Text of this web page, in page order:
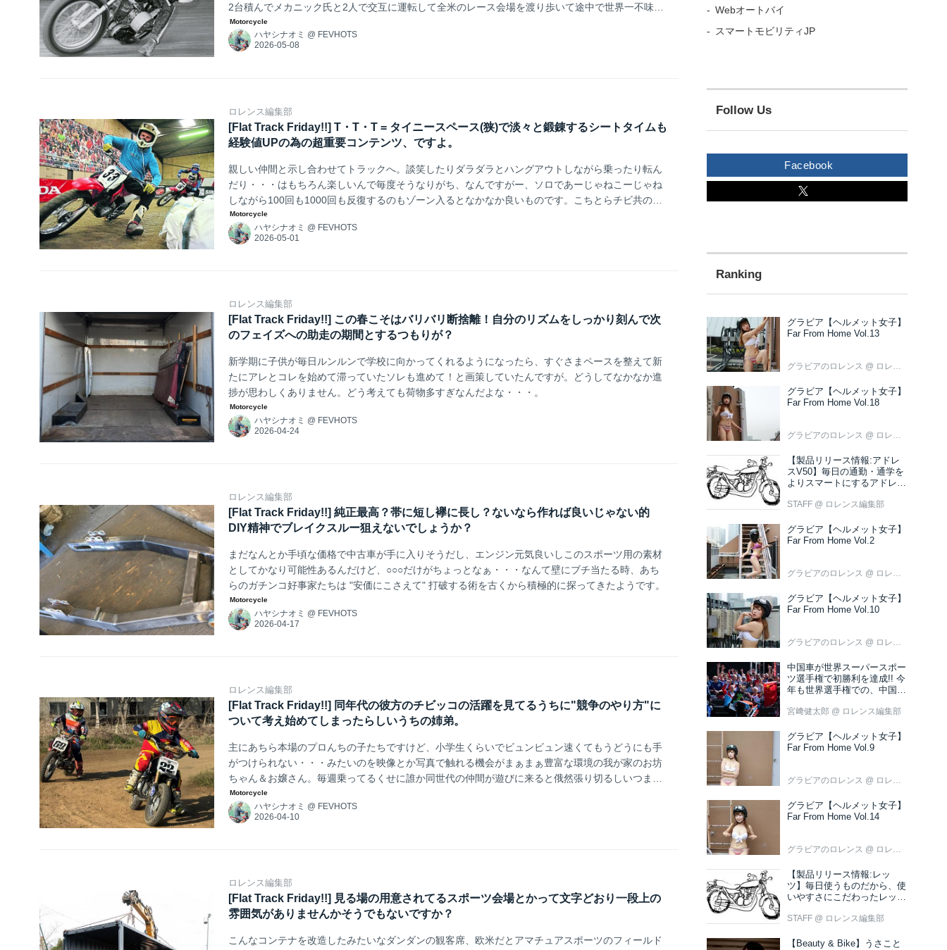
2台積んでメカニック氏と2人で交互に運転して全米のレース会場を渡り歩いて途中で世界一不味い
ハンバーガーを食べるヒト、としても？広く世界的に知られる2輪スポーツシーンの偉大なパイオニ
ア、マート・ローウィルさんが85歳で亡くなりました。
ハヤシナオミ @ FEVHOTS
ロレンス編集部
[Flat Track Friday!!] T・T・T = タイニースペース(狭)で淡々と鍛錬するシートタイムも
経験値UPの為の超重要コンテンツ、ですよ。
親しい仲間と示し合わせてトラックへ。談笑したりダラダラとハングアウトしながら乗ったり転ん
だり・・・はもちろん楽しいんで毎度そうなりがち、なんですがー、ソロであーじゃねこーじゃね
しながら100回も1000回も反復するのもゾーン入るとなかなか良いものです。こちとらチビ共の引
率役なんで滅多やたらにはそんな時間作れないんですけどね。
ハヤシナオミ @ FEVHOTS
ロレンス編集部
[Flat Track Friday!!] この春こそはバリバリ断捨離！自分のリズムをしっかり刻んで次
のフェイズへの助走の期間とするつもりが？
新学期に子供が毎日ルンルンで学校に向かってくれるようになったら、すぐさまペースを整えて新
たにアレとコレを始めて滞っていたソレも進めて！と画策していたんですが。どうしてなかなか進
捗が思わしくありません。どう考えても荷物多すぎなんだよな・・・。
ハヤシナオミ @ FEVHOTS
ロレンス編集部
[Flat Track Friday!!] 純正最高？帯に短し襷に長し？ないなら作れば良いじゃない的
DIY精神でブレイクスルー狙えないでしょうか？
まだなんとか手頃な価格で中古車が手に入りそうだし、エンジン元気良いしこのスポーツ用の素材
としてかなり可能性あるんだけど、○○○だけがちょっとなぁ・・・なんて壁にブチ当たる時、あち
らのガチンコ好事家たちは "安価にこさえて" 打破する術を古くから積極的に探ってきたようです。
ハヤシナオミ @ FEVHOTS
ロレンス編集部
[Flat Track Friday!!] 同年代の彼方のチビッコの活躍を見てるうちに"競争のやり方"に
ついて考え始めてしまったらしいうちの姉弟。
主にあちら本場のプロんちの子たちですけど、小学生くらいでビュンビュン速くてもうどうにも手
がつけられない・・・みたいのを映像とか写真で触れる機会がまぁまぁ豊富な環境の我が家のお坊
ちゃん＆お嬢さん。毎週乗ってるくせに誰か同世代の仲間が遊びに来ると俄然張り切るしいつまで
も乗り続けてパドック帰ってこないし。挙句"抜き方と勝ち方教えてよオトーサン"ときたもんだ。
ムムム。ハヤシナオミ @ FEVHOTS
ロレンス編集部
[Flat Track Friday!!] 見る場の用意されてるスポーツ会場とかって文字どおり一段上の
雰囲気がありませんかそうでもないですか？
こんなコンテナを改造したみたいなダンダンの観客席、欧米だとアマチュアスポーツのフィールド
Webオートバイ
スマートモビリティJP
Follow Us
Facebook
グラビア【ヘルメット女子】
Far From Home Vol.13
グラビアのロレンス @ ロレンス編集部
グラビア【ヘルメット女子】
Far From Home Vol.18
グラビアのロレンス @ ロレンス編集部
【製品リリース情報:アドレ
スV50】毎日の通勤・通学を
よりスマートにするアドレス
STAFF @ ロレンス編集部
グラビア【ヘルメット女子】
Far From Home Vol.2
グラビアのロレンス @ ロレンス編集部
グラビア【ヘルメット女子】
Far From Home Vol.10
グラビアのロレンス @ ロレンス編集部
中国車が世界スーパースポー
ツ選手権で初勝利を達成!! 今
年も世界選手権での、中国車
宮﨑健太郎 @ ロレンス編集部
グラビア【ヘルメット女子】
Far From Home Vol.9
グラビアのロレンス @ ロレンス編集部
グラビア【ヘルメット女子】
Far From Home Vol.14
グラビアのロレンス @ ロレンス編集部
【製品リリース情報:レッ
ツ】毎日使うものだから、使
いやすさにこだわったレッツ
STAFF @ ロレンス編集部
【Beauty & Bike】うさこと